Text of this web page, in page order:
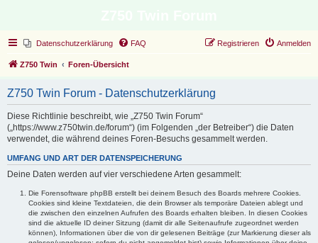
Datenschutzerklärung FAQ Anmelden
Registrieren
Z750 Twin Foren-Übersicht
Z750 Twin Forum - Datenschutzerklärung
Diese Richtlinie beschreibt, wie „Z750 Twin Forum“
(„https://www.z750twin.de/forum“) (im Folgenden „der Betreiber“) die Daten
verwendet, die während deines Foren-Besuchs gesammelt werden.
UMFANG UND ART DER DATENSPEICHERUNG
Deine Daten werden auf vier verschiedene Arten gesammelt:
Die Forensoftware phpBB erstellt bei deinem Besuch des Boards mehrere Cookies.
Cookies sind kleine Textdateien, die dein Browser als temporäre Dateien ablegt und
die zwischen den einzelnen Aufrufen des Boards erhalten bleiben. In diesen Cookies
sind die aktuelle ID deiner Sitzung (damit dir alle Seitenaufrufe zugeordnet werden
können), Informationen über die von dir gelesenen Beiträge (zur Markierung dieser als